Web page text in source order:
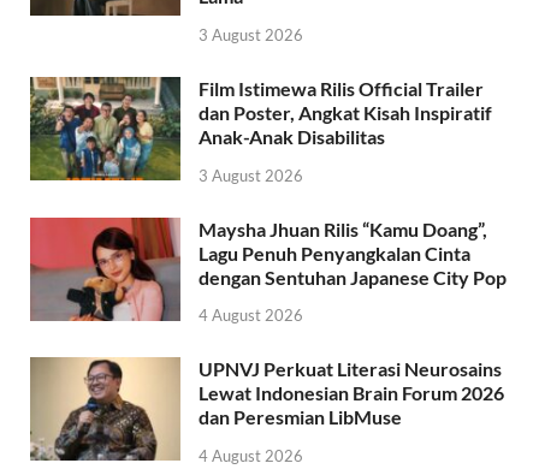
3 August 2026
Film Istimewa Rilis Official Trailer
dan Poster, Angkat Kisah Inspiratif
Anak-Anak Disabilitas
3 August 2026
Maysha Jhuan Rilis “Kamu Doang”,
Lagu Penuh Penyangkalan Cinta
dengan Sentuhan Japanese City Pop
4 August 2026
UPNVJ Perkuat Literasi Neurosains
Lewat Indonesian Brain Forum 2026
dan Peresmian LibMuse
4 August 2026